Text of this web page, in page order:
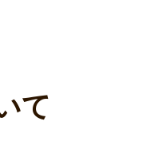
て